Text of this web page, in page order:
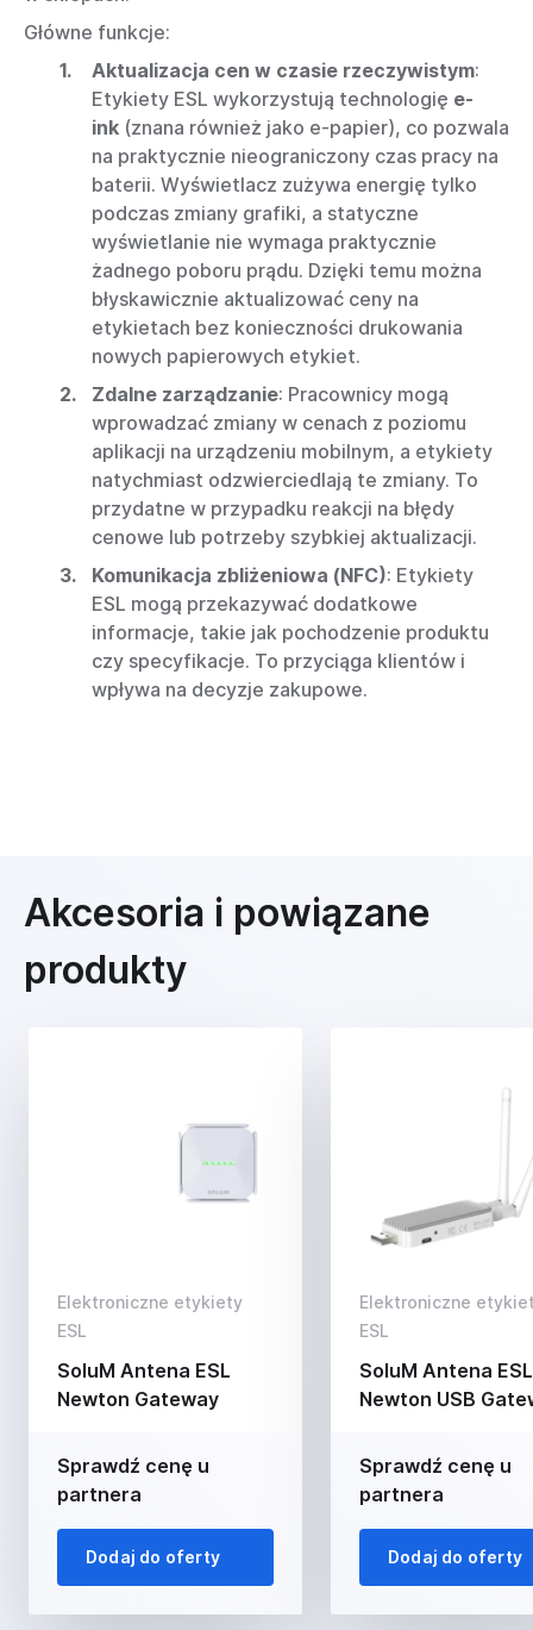
Główne funkcje:
Aktualizacja cen w czasie rzeczywistym:
Etykiety ESL wykorzystują technologię e-
ink (znana również jako e-papier), co pozwala
na praktycznie nieograniczony czas pracy na
baterii. Wyświetlacz zużywa energię tylko
podczas zmiany grafiki, a statyczne
wyświetlanie nie wymaga praktycznie
żadnego poboru prądu. Dzięki temu można
błyskawicznie aktualizować ceny na
etykietach bez konieczności drukowania
nowych papierowych etykiet.
Zdalne zarządzanie: Pracownicy mogą
wprowadzać zmiany w cenach z poziomu
aplikacji na urządzeniu mobilnym, a etykiety
natychmiast odzwierciedlają te zmiany. To
przydatne w przypadku reakcji na błędy
cenowe lub potrzeby szybkiej aktualizacji.
Komunikacja zbliżeniowa (NFC): Etykiety
ESL mogą przekazywać dodatkowe
informacje, takie jak pochodzenie produktu
czy specyfikacje. To przyciąga klientów i
wpływa na decyzje zakupowe.
Akcesoria i powiązane
produkty
Elektroniczne etykiety
ESL
SoluM Antena ESL
Newton Gateway
Sprawdź cenę u
partnera
Dodaj do oferty
Elektroniczne
ESL
SoluM Antena ESL
Newton USB
Sprawdź cenę u
partnera
Dodaj do oferty